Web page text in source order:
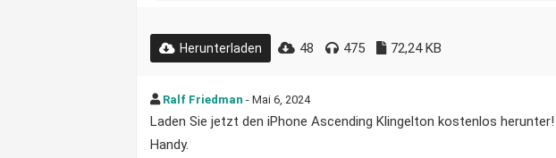
Herunterladen 48 475 72,24 KB
Ralf Friedman - Mai 6, 2024
Laden Sie jetzt den iPhone Ascending Klingelton kostenlos
Handy.